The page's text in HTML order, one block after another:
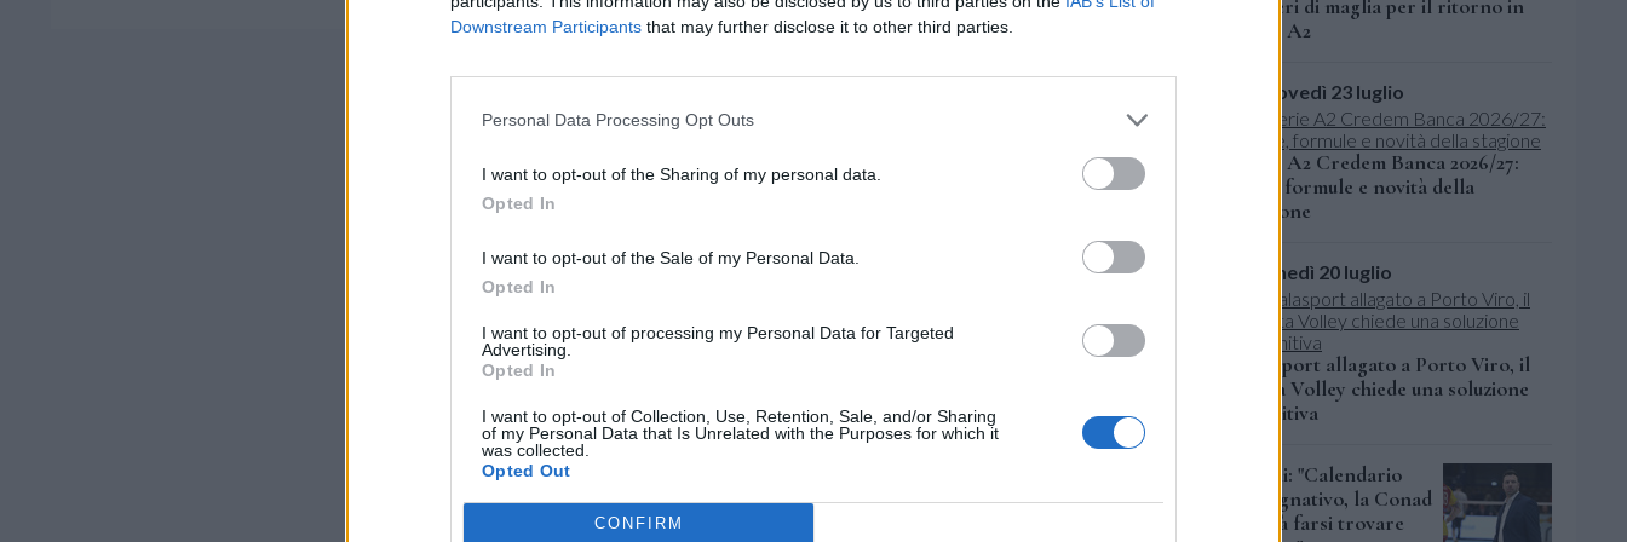
Downstream Participants that may further disclose it to other third parties.
Personal Data Processing Opt Outs
I want to opt-out of the Sharing of my personal data.
Opted In
I want to opt-out of the Sale of my Personal Data.
Opted In
I want to opt-out of processing my Personal Data for Targeted
Advertising.
Opted In
I want to opt-out of Collection, Use, Retention, Sale, and/or Sharing
of my Personal Data that Is Unrelated with the Purposes for which it
was collected.
Opted Out
CONFIRM
numeri di maglia per il ritorno in
Serie A2
giovedì 23 luglio
Serie A2 Credem Banca 2026/27:
date, formule e novità della
stagione
lunedì 20 luglio
Palasport allagato a Porto Viro, il
Delta Volley chiede una soluzione
definitiva
Zagni: "Calendario
impegnativo, la Conad
dovrà farsi trovare